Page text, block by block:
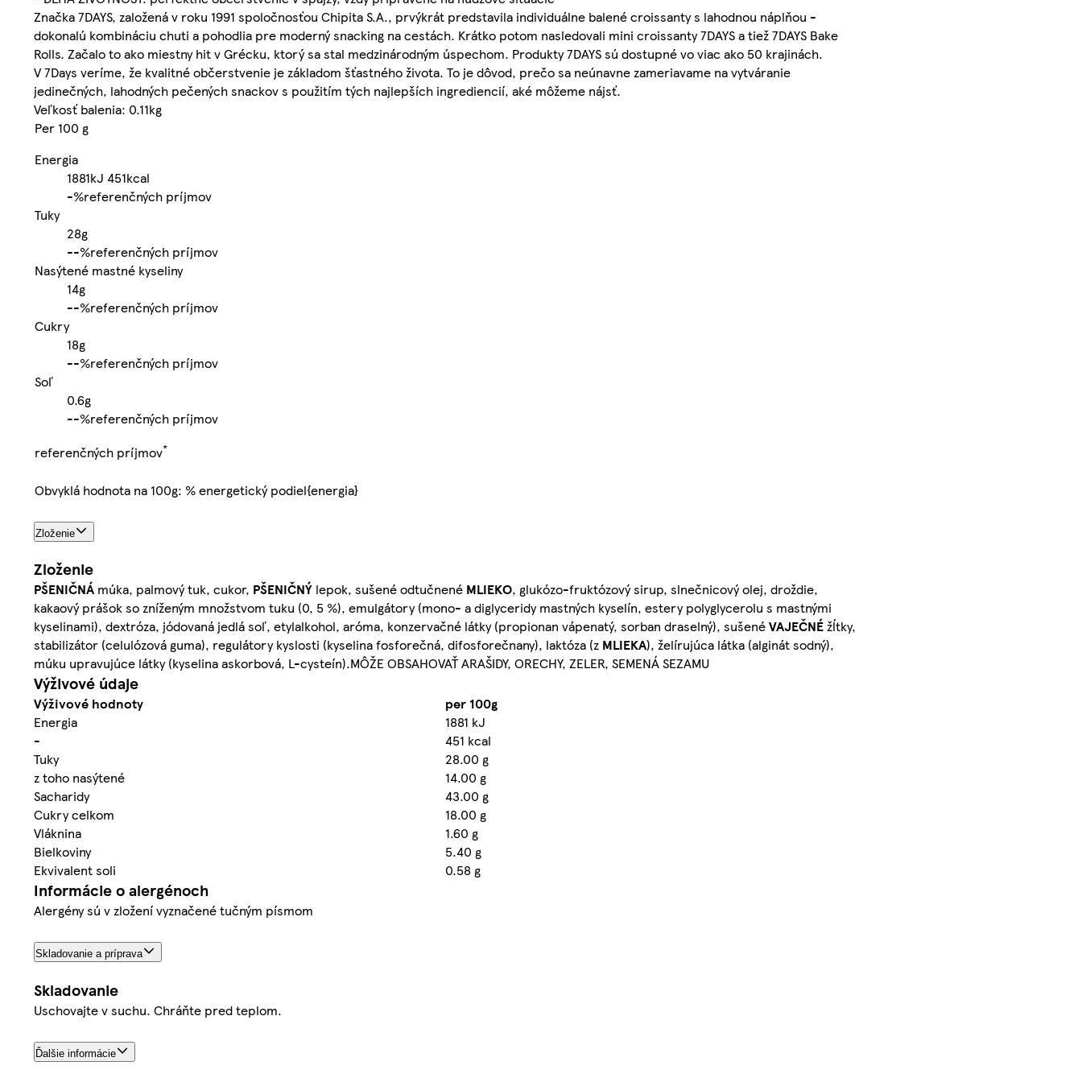
Značka 7DAYS, založená v roku 1991 spoločnosťou Chipita S.A., prvýkrát predstavila individuálne balené croissanty s lahodnou náplňou -
dokonalú kombináciu chuti a pohodlia pre moderný snacking na cestách. Krátko potom nasledovali mini croissanty 7DAYS a tiež 7DAYS Bake
Rolls. Začalo to ako miestny hit v Grécku, ktorý sa stal medzinárodným úspechom. Produkty 7DAYS sú dostupné vo viac ako 50 krajinách.
V 7Days veríme, že kvalitné občerstvenie je základom šťastného života. To je dôvod, prečo sa neúnavne zameriavame na vytváranie
jedinečných, lahodných pečených snackov s použitím tých najlepších ingrediencií, aké môžeme nájsť.
Veľkosť balenia: 0.11kg
Per 100 g
Energia
1881kJ 451kcal
-%referenčných príjmov
Tuky
28g
--%referenčných príjmov
Nasýtené mastné kyseliny
14g
--%referenčných príjmov
Cukry
18g
--%referenčných príjmov
Soľ
0.6g
--%referenčných príjmov
referenčných príjmov*
Obvyklá hodnota na 100g: % energetický podiel{energia}
Zloženie
Zloženie
PŠENIČNÁ múka, palmový tuk, cukor, PŠENIČNÝ lepok, sušené odtučnené MLIEKO, glukózo-fruktózový sirup, slnečnicový olej, droždie,
kakaový prášok so zníženým množstvom tuku (0, 5 %), emulgátory (mono- a diglyceridy mastných kyselín, estery polyglycerolu s mastnými
kyselinami), dextróza, jódovaná jedlá soľ, etylalkohol, aróma, konzervačné látky (propionan vápenatý, sorban draselný), sušenéVAJEČNÉžĺtky,
stabilizátor (celulózová guma), regulátory kyslosti (kyselina fosforečná, difosforečnany), laktóza (z MLIEKA), želírujúca látka (alginát sodný),
múku upravujúce látky (kyselina askorbová, L-cysteín).MÔŽE OBSAHOVAŤ ARAŠIDY, ORECHY, ZELER, SEMENÁ SEZAMU
Výživové údaje
Výživové hodnoty
per 100g
Energia
1881 kJ
-
451 kcal
Tuky
28.00 g
z toho nasýtené
14.00 g
Sacharidy
43.00 g
Cukry celkom
18.00 g
Vláknina
1.60 g
Bielkoviny
5.40 g
Ekvivalent soli
0.58 g
Informácie o alergénoch
Alergény sú v zložení vyznačené tučným písmom
Skladovanie a príprava
Skladovanie
Uschovajte v suchu. Chráňte pred teplom.
Ďalšie informácie